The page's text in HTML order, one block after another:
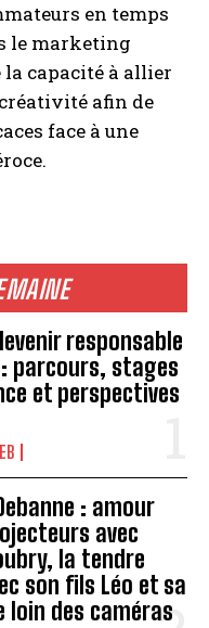
responsable
parcours, stages
et perspectives
: amour
avec
la tendre
son fils Léo et sa
loin des caméras
en temps
le marketing
capacité à allier
afin de
face à une